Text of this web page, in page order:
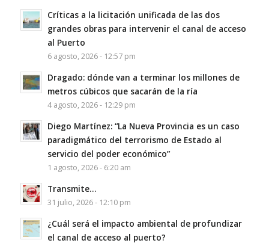
Críticas a la licitación unificada de las dos
grandes obras para intervenir el canal de acceso
al Puerto
6 agosto, 2026 - 12:57 pm
Dragado: dónde van a terminar los millones de
metros cúbicos que sacarán de la ría
4 agosto, 2026 - 12:29 pm
Diego Martínez: “La Nueva Provincia es un caso
paradigmático del terrorismo de Estado al
servicio del poder económico”
1 agosto, 2026 - 6:20 am
Transmite…
31 julio, 2026 - 12:10 pm
¿Cuál será el impacto ambiental de profundizar
el canal de acceso al puerto?